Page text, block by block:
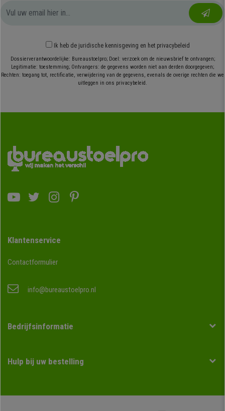
Ik heb de juridische kennisgeving en het privacybeleid
Dossierverantwoordelijke: Bureaustoelpro; Doel: verzoek om de nieuwsbrief te ontvangen;
Legitimatie: toestemming; Ontvangers: de gegevens worden niet aan derden doorgegeven;
Rechten: toegang tot, rectificatie, verwijdering van de gegevens, evenals de overige rechten die we
uitleggen in ons privacybeleid.
Klantenservice
Contactformulier
info@bureaustoelpro.nl
Bedrijfsinformatie
Hulp bij uw bestelling